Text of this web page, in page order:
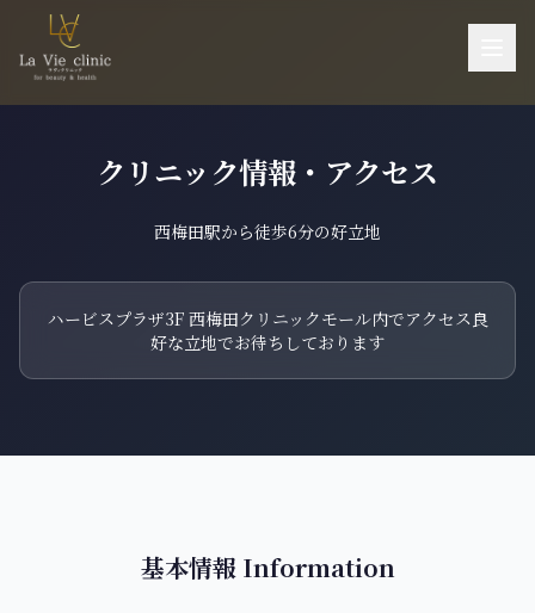
施術一覧
料金
アクセス
ONLINE SHOP
クリニック情報・アクセス
西梅田駅から徒歩6分の好立地
ハービスプラザ3F 西梅田クリニックモール内でアクセス良
好な立地でお待ちしております
基本情報 Information